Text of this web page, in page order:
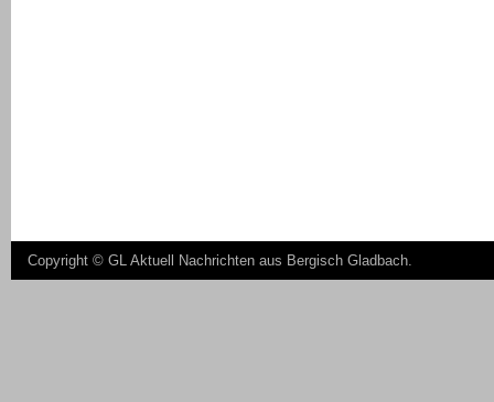
Copyright © GL Aktuell Nachrichten aus Bergisch Gladbach.